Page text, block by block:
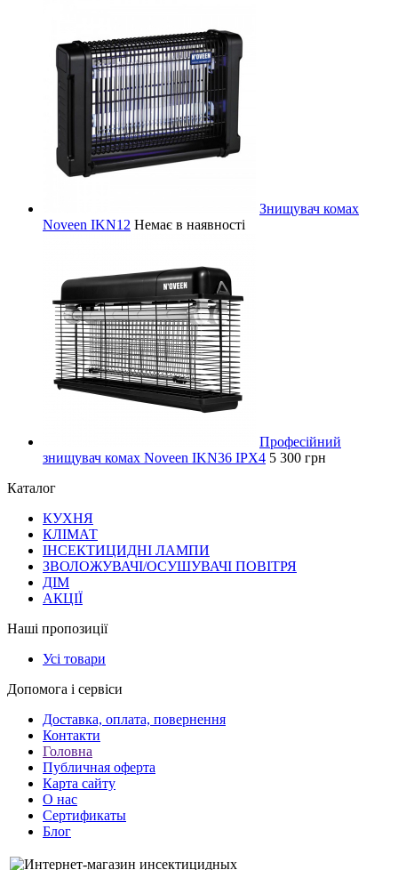
Знищувач комах
Noveen IKN12 Немає в наявності
Професійний
знищувач комах Noveen IKN36 IPX4 5 300 грн
Каталог
КУХНЯ
КЛІМАТ
ІНСЕКТИЦИДНІ ЛАМПИ
ЗВОЛОЖУВАЧІ/ОСУШУВАЧІ ПОВІТРЯ
ДІМ
АКЦІЇ
Наші пропозиції
Усі товари
Допомога і сервіси
Доставка, оплата, повернення
Контакти
Головна
Публичная оферта
Карта сайту
О нас
Сертификаты
Блог